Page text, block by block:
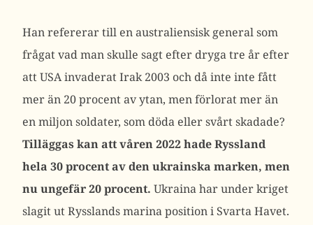
Han refererar till en australiensisk general som
frågat vad man skulle sagt efter dryga tre år efter
att USA invaderat Irak 2003 och då inte inte fått
mer än 20 procent av ytan, men förlorat mer än
en miljon soldater, som döda eller svårt skadade?
Tilläggas kan att våren 2022 hade Ryssland
hela 30 procent av den ukrainska marken, men
nu ungefär 20 procent. Ukraina har under kriget
slagit ut Rysslands marina position i Svarta Havet.